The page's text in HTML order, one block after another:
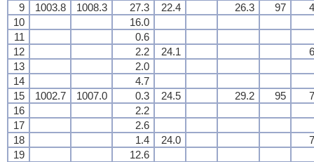
9
1003.8 1008.3 27.3 22.4 26.3 97
10
16.0
11
0.6
12
2.2 24.1
13
2.0
14
4.7
15
1002.7 1007.0 0.3 24.5 29.2 95
16
2.2
17
2.6
18
1.4 24.0
19
12.6